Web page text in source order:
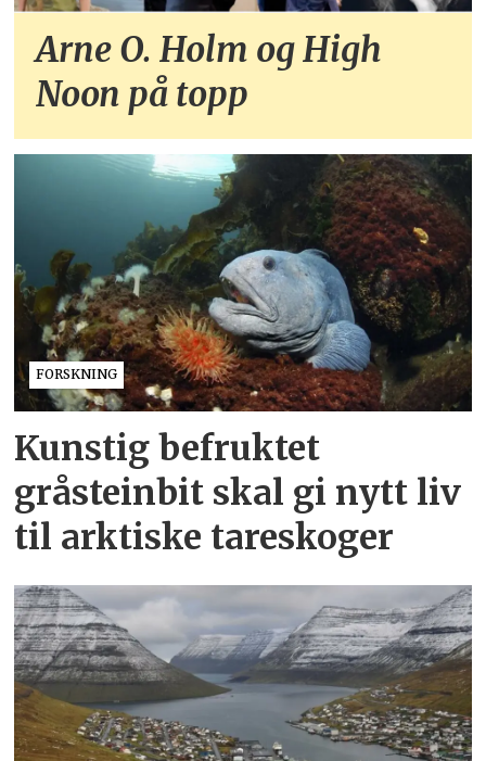
Arne O. Holm og High
Noon på topp
FORSKNING
Kunstig befruktet
gråsteinbit skal gi nytt liv
til arktiske tareskoger